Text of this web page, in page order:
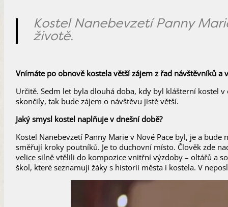
Kostel Nanebevzetí Panny
životě.
Vnímáte po obnově kostela větší zájem z řad návštěvníků a
Určitě. Sedm let byla dlouhá doba, kdy byl klášterní kostel
skončily, tak bude zájem o návštěvu jistě větší.
Jaký smysl kostel naplňuje v dnešní době?
Kostel Nanebevzetí Panny Marie v Nové Pace byl, je a
směřují kroky poutníků. Je to duchovní místo. Člověk zde
velice silně vtělili do kompozice vnitřní výzdoby – oltářů a
škol, které seznamují žáky s historií města i kostela. V